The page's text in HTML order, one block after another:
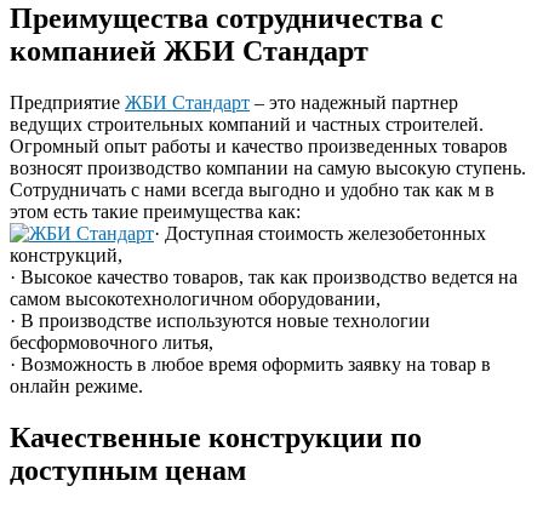
Преимущества сотрудничества с
компанией ЖБИ Стандарт
Предприятие ЖБИ Стандарт – это надежный партнер
ведущих строительных компаний и частных строителей.
Огромный опыт работы и качество произведенных товаров
возносят производство компании на самую высокую ступень.
Сотрудничать с нами всегда выгодно и удобно так как м в
этом есть такие преимущества как:
· Доступная стоимость железобетонных
конструкций,
· Высокое качество товаров, так как производство ведется на
самом высокотехнологичном оборудовании,
· В производстве используются новые технологии
бесформовочного литья,
· Возможность в любое время оформить заявку на товар в
онлайн режиме.
Качественные конструкции по
доступным ценам